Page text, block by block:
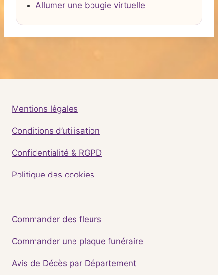
Allumer une bougie virtuelle
Mentions légales
Conditions d’utilisation
Confidentialité & RGPD
Politique des cookies
Commander des fleurs
Commander une plaque funéraire
Avis de Décès par Département